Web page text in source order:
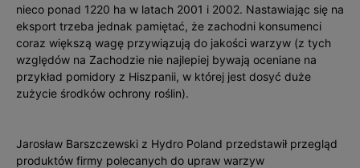
nieco ponad 1220 ha w latach 2001 i 2002. Nastawiając się na
eksport trzeba jednak pamiętać, że zachodni konsumenci
coraz większą wagę przywiązują do jakości warzyw (z tych
względów na Zachodzie nie najlepiej bywają oceniane na
przykład pomidory z Hiszpanii, w której jest dosyć duże
zużycie środków ochrony roślin).
Jarosław Barszczewski z Hydro Poland przedstawił przegląd
produktów firmy polecanych do upraw warzyw